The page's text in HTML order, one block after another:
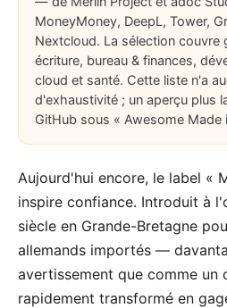
MoneyMoney, DeepL, Tower,
Nextcloud. La sélection couvre
écriture, bureau & finances,
cloud et santé. Cette liste n'a
d'exhaustivité ; un aperçu plus
GitHub sous « Awesome Made
Aujourd'hui encore, le label «
inspire confiance. Introduit à
siècle en Grande-Bretagne
allemands importés —
avertissement que comme
rapidement transformé en